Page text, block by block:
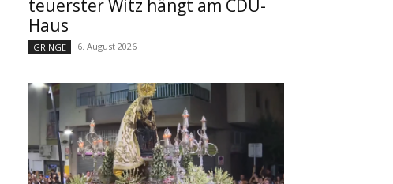
teuerster Witz hängt am CDU-
Haus
GRINGE 6. August 2026